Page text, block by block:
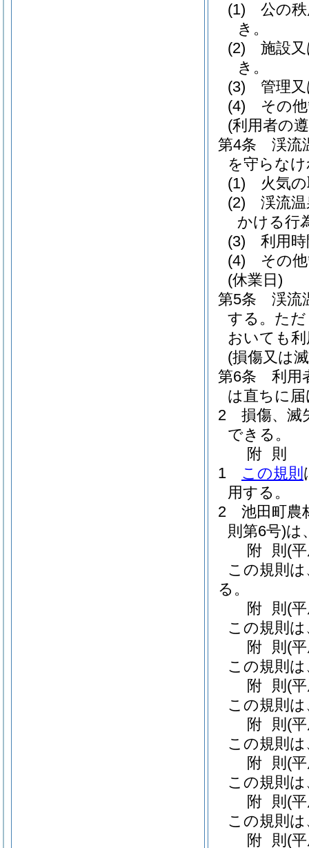
(1)
公の
き。
(2)
施設
き。
(3)
管理
(4)
その
(利用者の
第4条
渓流
を守らな
(1)
火気
(2)
渓流
かける行
(3)
利用
(4)
その
(休業日)
第5条
渓流
する。 た
おいても
(損傷又は
第6条
利用
は直ちに
2
損傷、滅
できる。
附 則
1
この規則
用する。
2
池田町農
則第6号)は
附 則 (
この規則
る。
附 則 (
この規則
附 則 (
この規則
附 則 (
この規則
附 則 (
この規則
附 則 (
この規則
附 則 (
この規則
附 則 (